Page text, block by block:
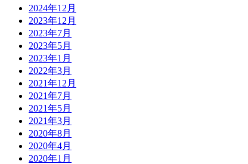
2024年12月
2023年12月
2023年7月
2023年5月
2023年1月
2022年3月
2021年12月
2021年7月
2021年5月
2021年3月
2020年8月
2020年4月
2020年1月